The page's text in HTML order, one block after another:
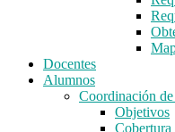
Docentes
Alumnos
Coordinación
Objetivos
Cobertura